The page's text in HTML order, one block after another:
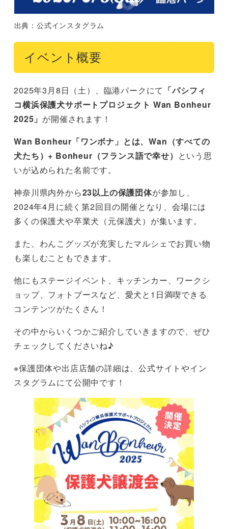
出典：公式インスタグラム
イベント概要
2025年3月8日（土）、臨港パークにて 「パシフィ
コ横浜保護犬サポートプロジェクト Wan Bonheur
2025」 が開催されます！
Wan Bonheur「ワンボナ」とは、Wan（すべての
犬たち）+ Bonheur（フランス語で幸せ） という思
いが込められた名前です。
神奈川県内外から23以上の保護団体が参加し、
2024年4月に続く第2回目の開催となり、会場には
多くの保護犬や卒業犬（元保護犬）が集います。
また、わんこグッズが充実したマルシェでお買い物
も楽しむこともできます。
他にもステージイベント、キッチンカー、ワークシ
ョップ、フォトブースなど、愛犬と1日満喫できる
コンテンツがたくさん！
その中からいくつかご紹介していきますので、ぜひ
チェックしてくださいね♪
※保護団体や出店店舗の詳細は、公式サイトやイン
スタグラムにて公開中です！